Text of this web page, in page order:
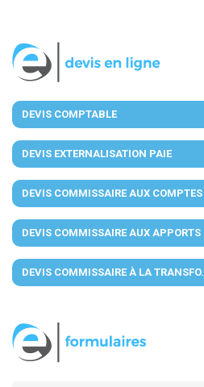
DEVIS COMPTABLE
DEVIS EXTERNALISATION PAIE
DEVIS COMMISSAIRE AUX COMPTES
DEVIS COMMISSAIRE AUX APPORTS
DEVIS COMMISSAIRE À LA TRANSFO.